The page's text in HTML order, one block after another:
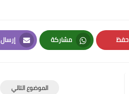
حفظ
Pinterest
مشاركة
Whatsapp
إرسال
Email
الموضوع التالي